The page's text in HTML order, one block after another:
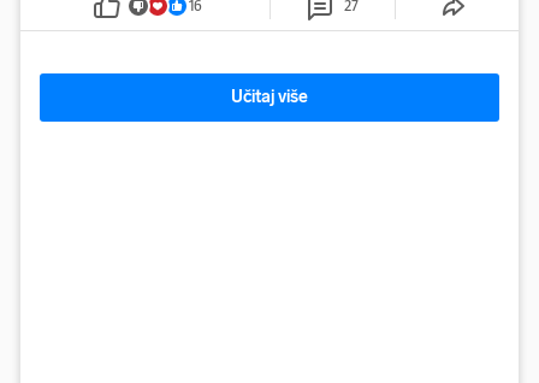
16 27
Učitaj više